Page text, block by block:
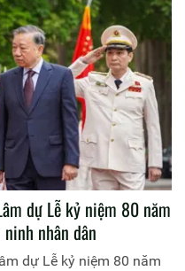
dự Lễ kỷ niệm 80 năm
nhân dân
dự Lễ kỷ niệm 80 năm